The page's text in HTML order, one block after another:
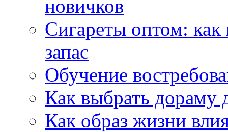
новичков
Сигареты оптом:
запас
Обучение
Как выбрать дораму
Как образ жизни